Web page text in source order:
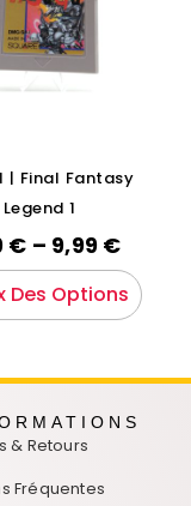
| Final Fantasy
Legend 1
€ – 9,99 €
Des Options
& Retours
Fréquentes